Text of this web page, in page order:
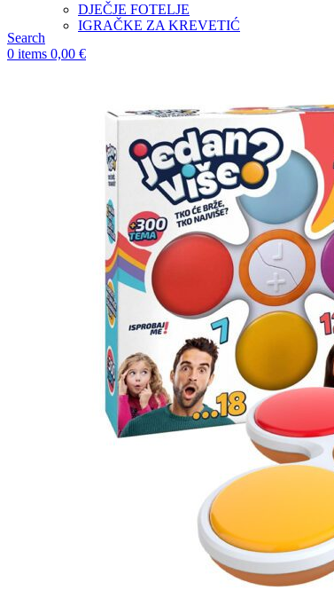
DJEČJE FOTELJE
IGRAČKE ZA KREVETIĆ
Search
0 items 0,00 €